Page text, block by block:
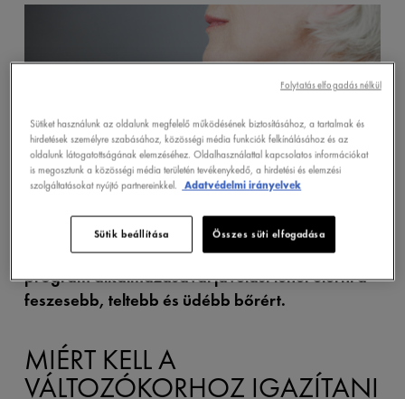
Ugyanakkor megfelelő szépségápolási
program alkalmazásával javulást lehet elérni a
feszesebb, teltebb és üdébb bőrért.
MIÉRT KELL A
VÁLTOZÓKORHOZ IGAZÍTANI
Sütiket használunk az oldalunk megfelelő működésének biztosításához, a tartalmak és
hirdetések személyre szabásához, közösségi média funkciók felkínálásához és az
oldalunk látogatottságának elemzéséhez. Oldalhasználattal kapcsolatos információkat
is megosztunk a közösségi média területén tevékenykedő, a hirdetési és elemzési
szolgáltatásokat nyújtó partnereinkkel.
Adatvédelmi irányelvek
Sütik beállítása Összes süti elfogadása
Folytatás elfogadás nélkül